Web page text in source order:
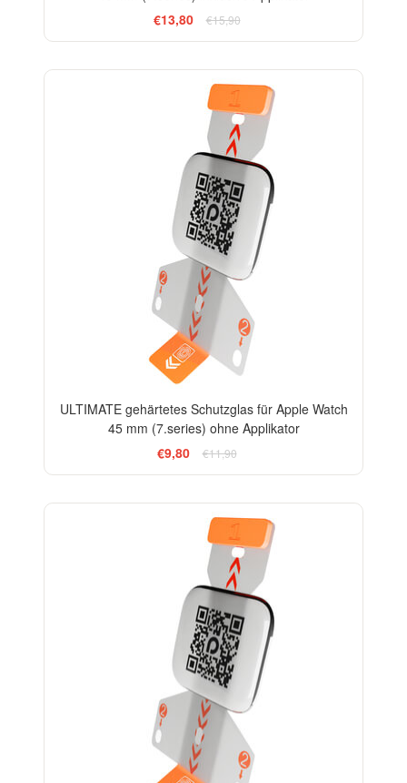
€13,80
€15,90
ULTIMATE gehärtetes Schutzglas für Apple Watch
45 mm (7.series) ohne Applikator
€9,80
€11,90